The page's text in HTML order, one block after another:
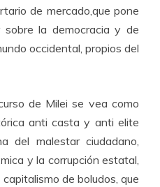
de mercado,que pone
la democracia y de
occidental, propios del
de Milei se vea como
anti casta y anti elite
del malestar ciudadano,
y la corrupción estatal,
de boludos, que